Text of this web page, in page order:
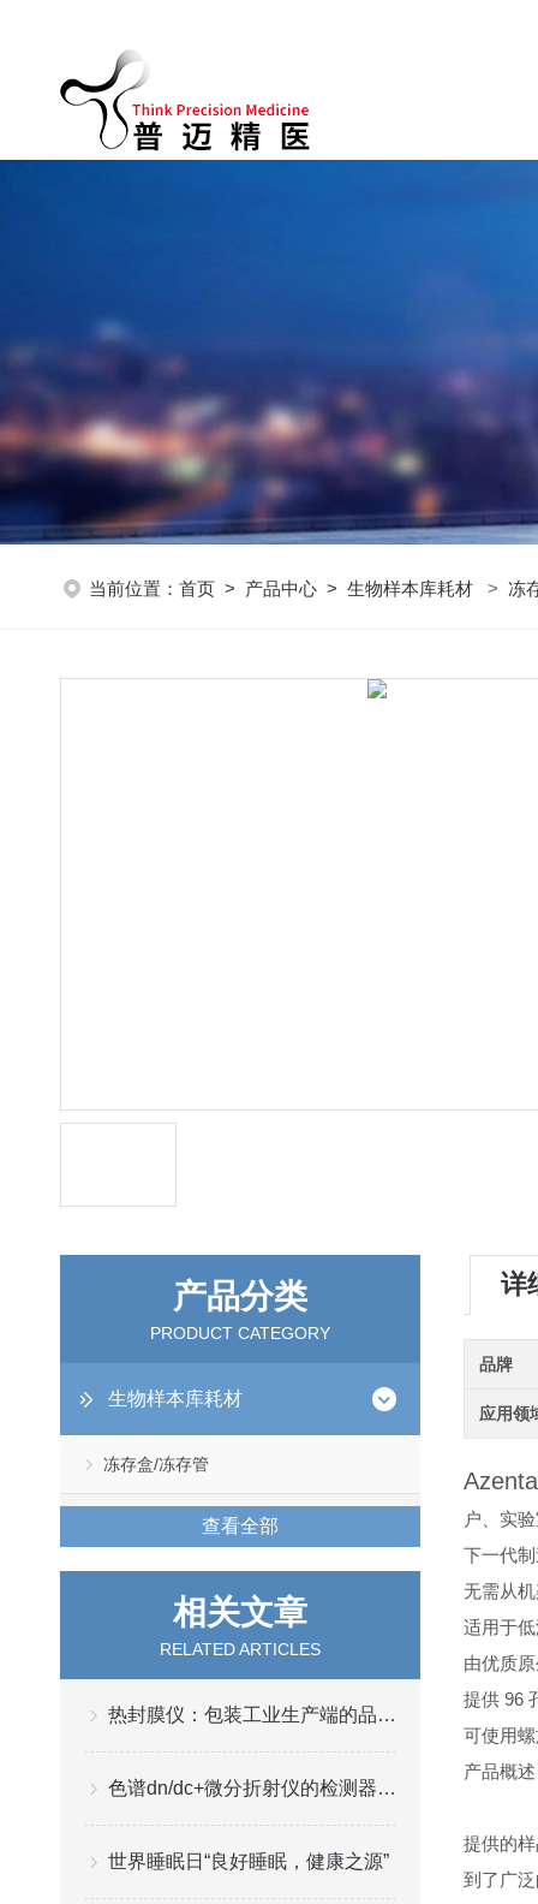
当前位置： 首页 > 产品中心 > 生物样本库耗材 > 冻
产品分类
PRODUCT CATEGORY
生物样本库耗材
冻存盒/冻存管
查看全部
相关文章
RELATED ARTICLES
热封膜仪：包装工业生产端的品质“守门员”
色谱dn/dc+微分折射仪的检测器的种类及分析
世界睡眠日“良好睡眠，健康之源”
详
品牌
应用领
户、实
下一代
无需从
适用于
由优质
提供 96
可使用
产品概
提供的
到了广